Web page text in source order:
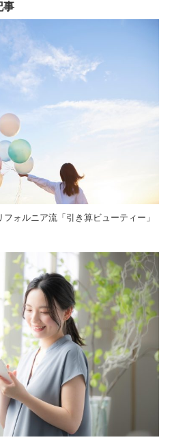
事
フォルニア流「引き算ビューティー」